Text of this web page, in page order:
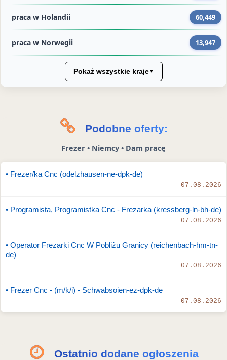
praca w Holandii 60,449
praca w Norwegii 13,947
Pokaż wszystkie kraje▼
Podobne oferty:
Frezer • Niemcy • Dam pracę
• Frezer/ka Cnc (odelzhausen-ne-dpk-de)
07.08.2026
• Programista, Programistka Cnc - Frezarka (kressberg-ln-bh-de)
07.08.2026
• Operator Frezarki Cnc W Pobliżu Granicy (reichenbach-hm-tn-
de)
07.08.2026
• Frezer Cnc - (m/k/i) - Schwabsoien-ez-dpk-de
07.08.2026
Ostatnio dodane ogłoszenia